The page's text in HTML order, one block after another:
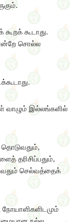
கூடாது.
என்றே சொல்ல
வாழும் இல்லங்களில்
தொடுவதும்,
தரிசிப்பதும்,
செல்வத்தைக்